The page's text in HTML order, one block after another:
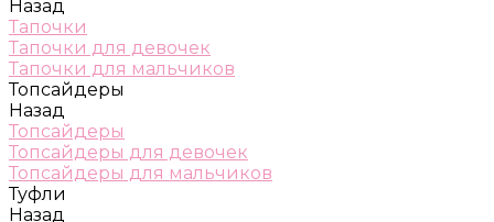
Назад
Тапочки
Тапочки для девочек
Тапочки для мальчиков
Топсайдеры
Назад
Топсайдеры
Топсайдеры для девочек
Топсайдеры для мальчиков
Туфли
Назад